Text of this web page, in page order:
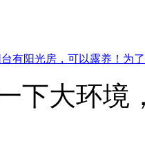
有阳光房，可以露养！为
下大环境